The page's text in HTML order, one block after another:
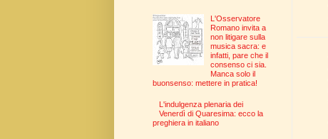
L'Osservatore
Romano invita a
non litigare sulla
musica sacra: e
infatti, pare che il
consenso ci sia.
Manca solo il
buonsenso: mettere in pratica!
L'indulgenza plenaria dei
Venerdì di Quaresima: ecco la
preghiera in italiano